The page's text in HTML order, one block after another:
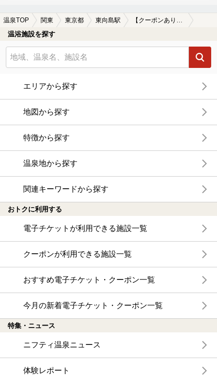
温泉TOP 関東 東京都 東向島駅 【クーポンあり】漫画が楽しめる東向島駅近くの温泉、日帰り温泉、スーパー銭湯おすすめ
温浴施設を探す
エリアから探す
地図から探す
特徴から探す
温泉地から探す
関連キーワードから探す
おトクに利用する
電子チケットが利用できる施設一覧
クーポンが利用できる施設一覧
おすすめ電子チケット・クーポン一覧
今月の新着電子チケット・クーポン一覧
特集・ニュース
ニフティ温泉ニュース
体験レポート